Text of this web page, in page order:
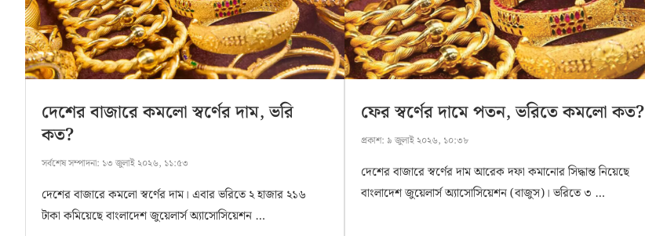
দেশের বাজারে কমলো স্বর্ণের দাম, ভরি
কত?
সর্বশেষ সম্পাদনা: ১৩ জুলাই ২০২৬, ১১:৫৩
দেশের বাজারে কমলো স্বর্ণের দাম। এবার ভরিতে ২ হাজার ২১৬
টাকা কমিয়েছে বাংলাদেশ জুয়েলার্স অ্যাসোসিয়েশন …
ফের স্বর্ণের দামে পতন, ভরিতে কমলো কত?
প্রকাশ: ৯ জুলাই ২০২৬, ১০:৩৮
দেশের বাজারে স্বর্ণের দাম আরেক দফা কমানোর সিদ্ধান্ত নিয়েছে
বাংলাদেশ জুয়েলার্স অ্যাসোসিয়েশন (বাজুস)। ভরিতে ৩ …